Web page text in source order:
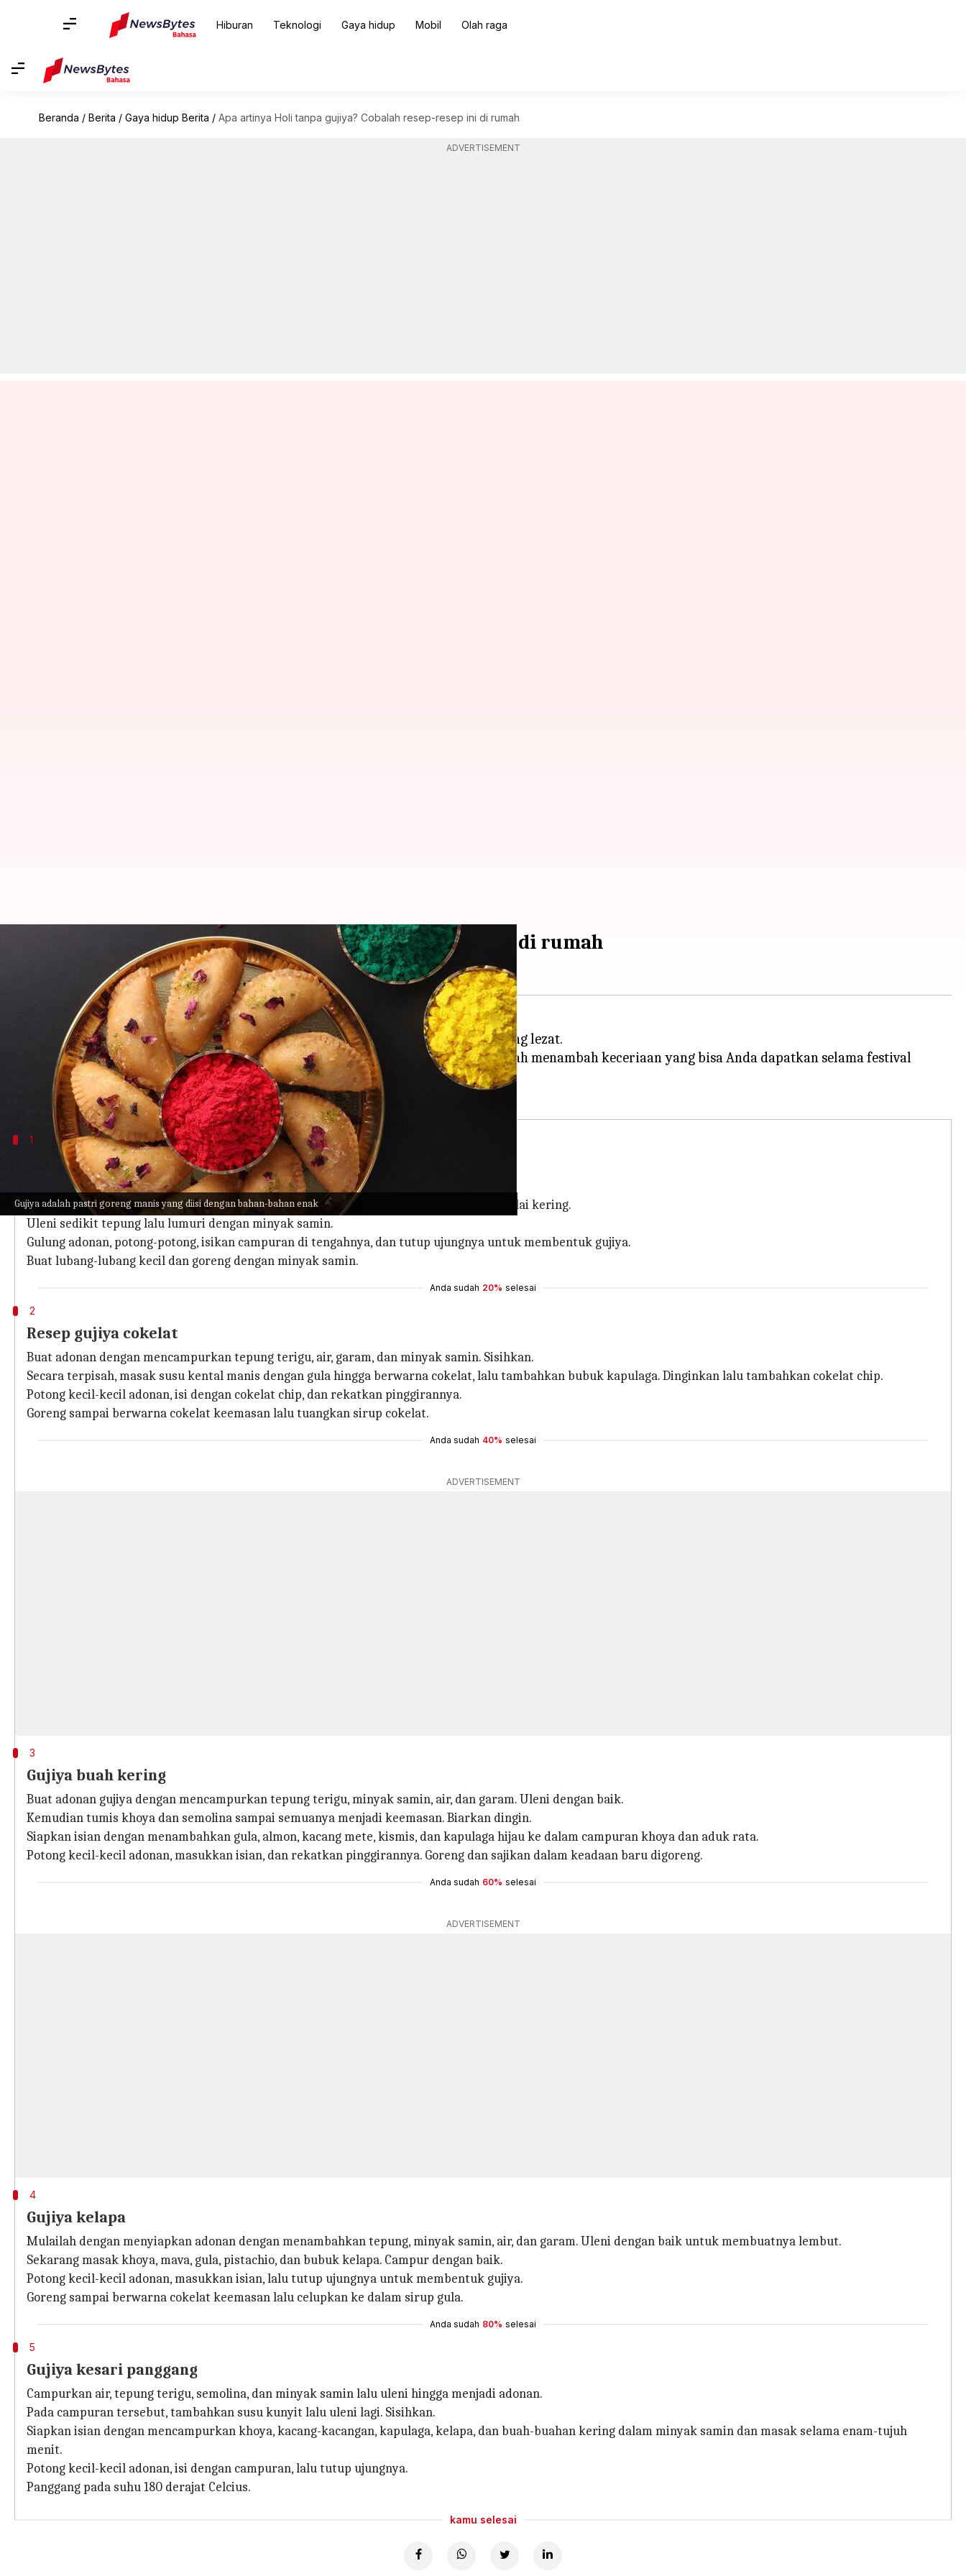
Hiburan Teknologi Gaya hidup Mobil Olah raga
Beranda / Berita / Gaya hidup Berita / Apa artinya Holi tanpa gujiya? Cobalah resep-resep ini di rumah
ADVERTISEMENT
Gujiya adalah pastri goreng manis yang diisi dengan bahan-bahan enak
Apa artinya Holi tanpa gujiya? Cobalah resep-resep ini di rumah
Mar 04, 2023 12:35 pm
Apa ceritanya
Holi sudah dekat dan perayaan ini tidak akan lengkap tanpa menyantap gujiya yang lezat.
Meskipun Anda dapat dengan mudah membelinya dari pasar, memasaknya di rumah menambah keceriaan yang bisa Anda dapatkan selama festival
warna ini.
1
Gujiya malai
Masak malai dengan gula dan kelapa (kering) sampai kering. Sisihkan.
Kemudian panggang buah-buahan kering dengan minyak samin dan campur dengan malai kering.
Uleni sedikit tepung lalu lumuri dengan minyak samin.
Gulung adonan, potong-potong, isikan campuran di tengahnya, dan tutup ujungnya untuk membentuk gujiya.
Buat lubang-lubang kecil dan goreng dengan minyak samin.
Anda sudah 20% selesai
2
Resep gujiya cokelat
Buat adonan dengan mencampurkan tepung terigu, air, garam, dan minyak samin. Sisihkan.
Secara terpisah, masak susu kental manis dengan gula hingga berwarna cokelat, lalu tambahkan bubuk kapulaga. Dinginkan lalu tambahkan cokelat chip.
Potong kecil-kecil adonan, isi dengan cokelat chip, dan rekatkan pinggirannya.
Goreng sampai berwarna cokelat keemasan lalu tuangkan sirup cokelat.
Anda sudah 40% selesai
ADVERTISEMENT
3
Gujiya buah kering
Buat adonan gujiya dengan mencampurkan tepung terigu, minyak samin, air, dan garam. Uleni dengan baik.
Kemudian tumis khoya dan semolina sampai semuanya menjadi keemasan. Biarkan dingin.
Siapkan isian dengan menambahkan gula, almon, kacang mete, kismis, dan kapulaga hijau ke dalam campuran khoya dan aduk rata.
Potong kecil-kecil adonan, masukkan isian, dan rekatkan pinggirannya. Goreng dan sajikan dalam keadaan baru digoreng.
Anda sudah 60% selesai
ADVERTISEMENT
4
Gujiya kelapa
Mulailah dengan menyiapkan adonan dengan menambahkan tepung, minyak samin, air, dan garam. Uleni dengan baik untuk membuatnya lembut.
Sekarang masak khoya, mava, gula, pistachio, dan bubuk kelapa. Campur dengan baik.
Potong kecil-kecil adonan, masukkan isian, lalu tutup ujungnya untuk membentuk gujiya.
Goreng sampai berwarna cokelat keemasan lalu celupkan ke dalam sirup gula.
Anda sudah 80% selesai
5
Gujiya kesari panggang
Campurkan air, tepung terigu, semolina, dan minyak samin lalu uleni hingga menjadi adonan.
Pada campuran tersebut, tambahkan susu kunyit lalu uleni lagi. Sisihkan.
Siapkan isian dengan mencampurkan khoya, kacang-kacangan, kapulaga, kelapa, dan buah-buahan kering dalam minyak samin dan masak selama enam-tujuh
menit.
Potong kecil-kecil adonan, isi dengan campuran, lalu tutup ujungnya.
Panggang pada suhu 180 derajat Celcius.
kamu selesai